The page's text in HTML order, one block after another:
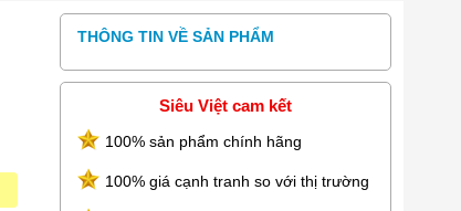
THÔNG TIN VỀ SẢN PHẨM
Siêu Việt cam kết
100% sản phẩm chính hãng
100% giá cạnh tranh so với thị trường